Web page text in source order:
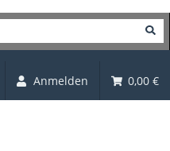
Anmelden 0,00 €